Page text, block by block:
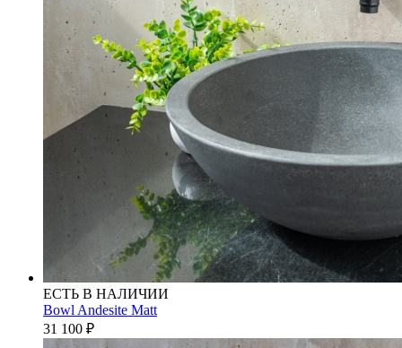
ЕСТЬ В НАЛИЧИИ
Bowl Andesite Matt
31 100 ₽